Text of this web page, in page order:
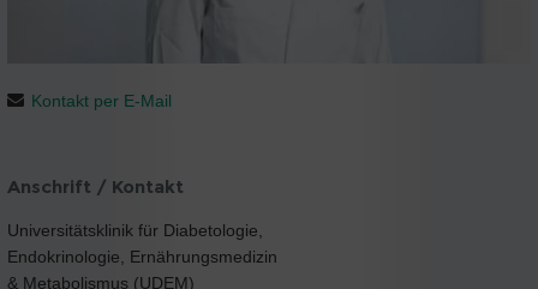
Kontakt per E-Mail
Anschrift / Kontakt
Universitätsklinik für Diabetologie,
Endokrinologie, Ernährungsmedizin
& Metabolismus (UDEM)